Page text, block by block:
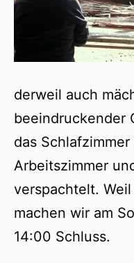
derweil auch
beeindruckender
das
Arbeitszimmer
verspachtelt.
machen wir am
14:00 Schluss.